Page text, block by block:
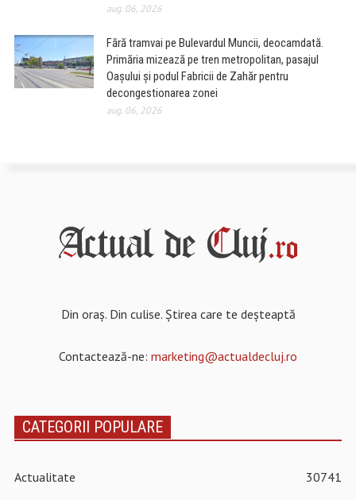
aug. 06, 2026
Fără tramvai pe Bulevardul Muncii, deocamdată.
Primăria mizează pe tren metropolitan, pasajul
Oașului și podul Fabricii de Zahăr pentru
decongestionarea zonei
aug. 06, 2026
Din oraș. Din culise. Știrea care te deșteaptă
Contactează-ne: marketing@actualdecluj.ro
CATEGORII POPULARE
Actualitate
30741